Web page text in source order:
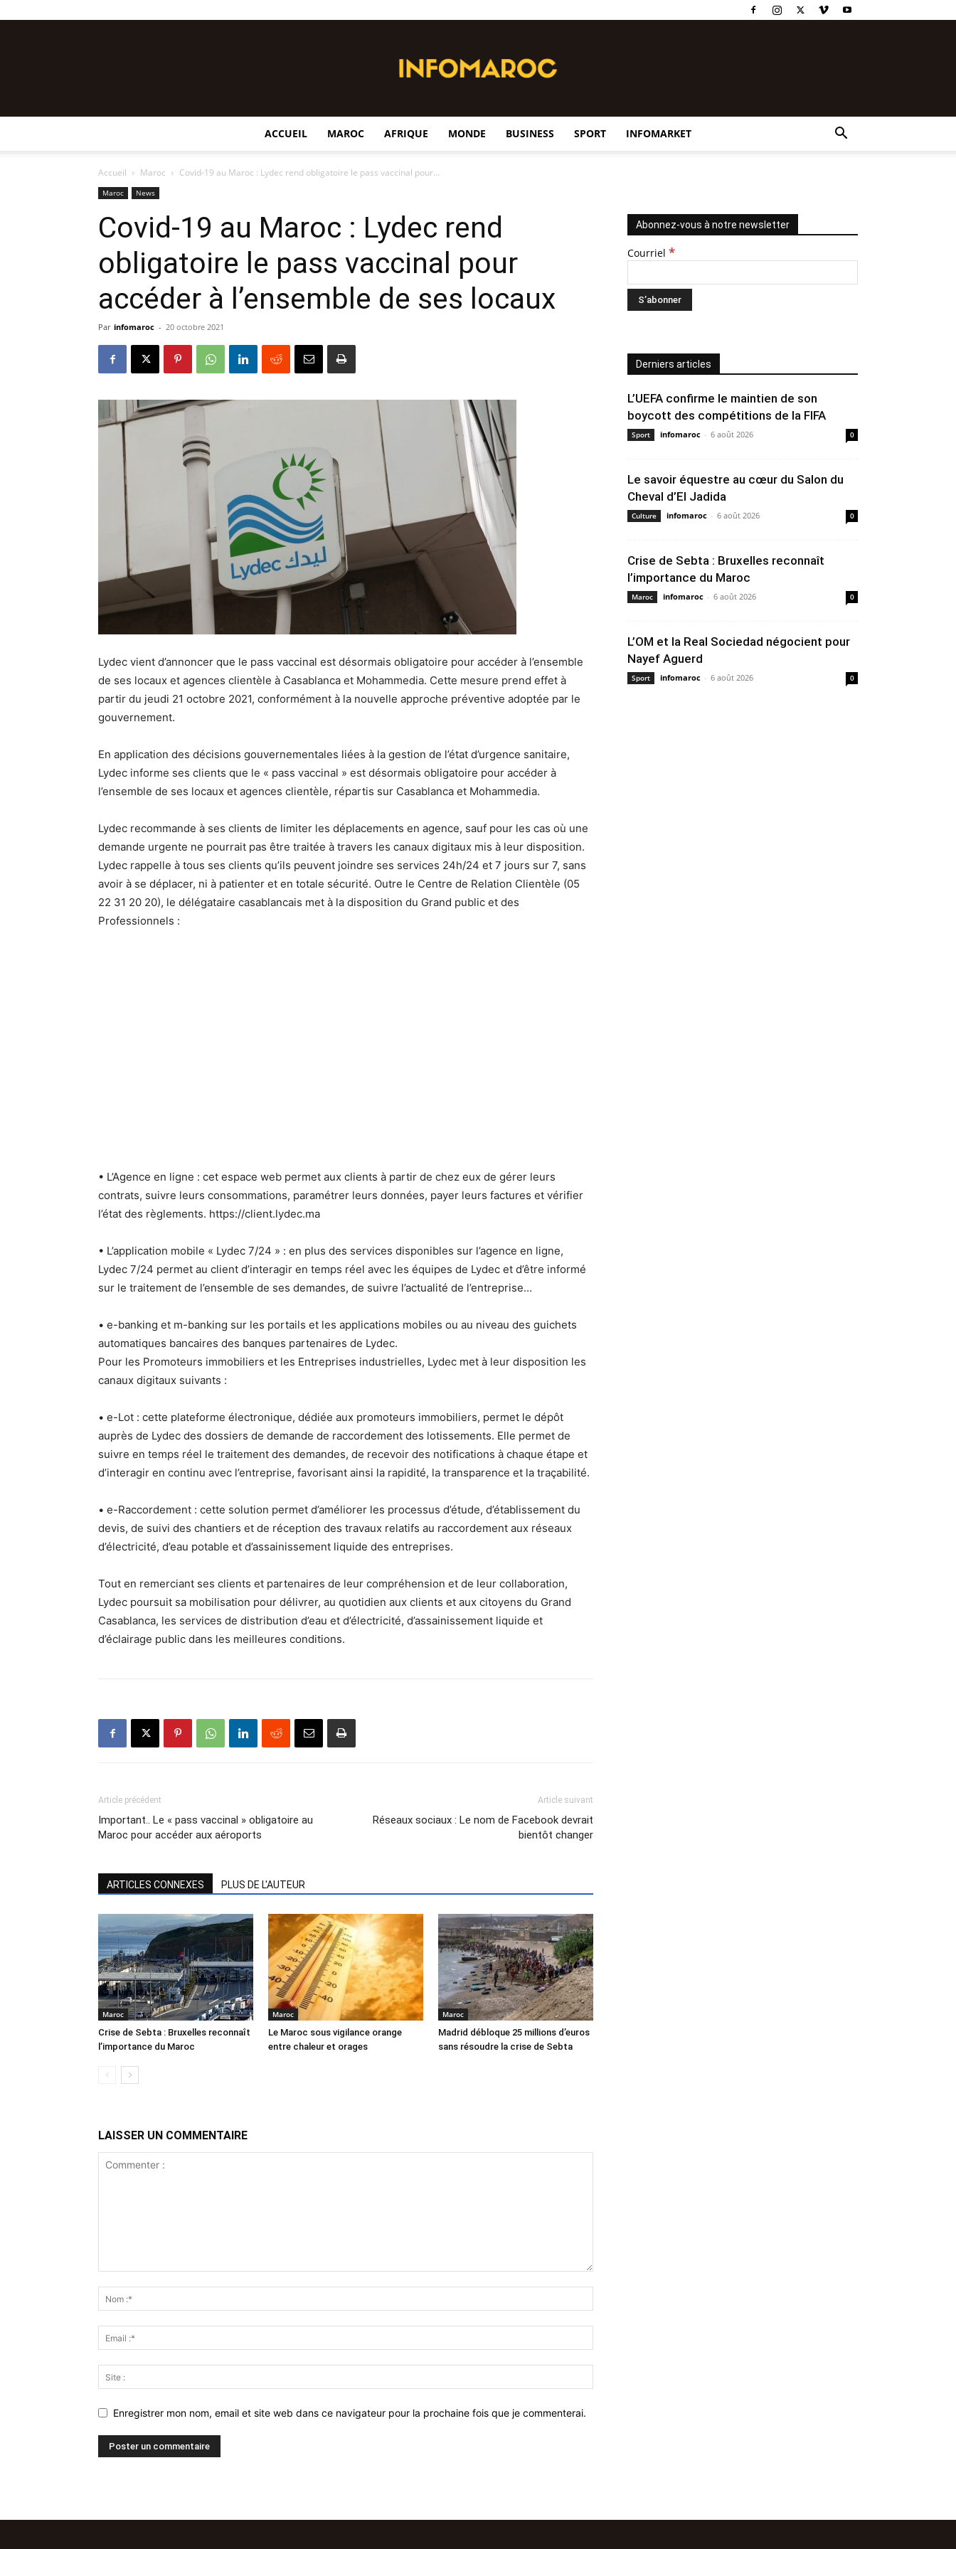
ACCUEIL MAROC AFRIQUE MONDE BUSINESS SPORT INFOMARKET
Accueil Maroc Covid-19 au Maroc : Lydec rend obligatoire le pass vaccinal pour...
Maroc News
Covid-19 au Maroc : Lydec rend
obligatoire le pass vaccinal pour
accéder à l’ensemble de ses locaux
Par infomaroc - 20 octobre 2021
Lydec vient d’annoncer que le pass vaccinal est désormais obligatoire pour accéder à l’ensemble
de ses locaux et agences clientèle à Casablanca et Mohammedia. Cette mesure prend effet à
partir du jeudi 21 octobre 2021, conformément à la nouvelle approche préventive adoptée par le
gouvernement.
En application des décisions gouvernementales liées à la gestion de l’état d’urgence sanitaire,
Lydec informe ses clients que le « pass vaccinal » est désormais obligatoire pour accéder à
l’ensemble de ses locaux et agences clientèle, répartis sur Casablanca et Mohammedia.
Lydec recommande à ses clients de limiter les déplacements en agence, sauf pour les cas où une
demande urgente ne pourrait pas être traitée à travers les canaux digitaux mis à leur disposition.
Lydec rappelle à tous ses clients qu’ils peuvent joindre ses services 24h/24 et 7 jours sur 7, sans
avoir à se déplacer, ni à patienter et en totale sécurité. Outre le Centre de Relation Clientèle (05
22 31 20 20), le délégataire casablancais met à la disposition du Grand public et des
Professionnels :
• L’Agence en ligne : cet espace web permet aux clients à partir de chez eux de gérer leurs
contrats, suivre leurs consommations, paramétrer leurs données, payer leurs factures et vérifier
l’état des règlements. https://client.lydec.ma
• L’application mobile « Lydec 7/24 » : en plus des services disponibles sur l’agence en ligne,
Lydec 7/24 permet au client d’interagir en temps réel avec les équipes de Lydec et d’être informé
sur le traitement de l’ensemble de ses demandes, de suivre l’actualité de l’entreprise…
• e-banking et m-banking sur les portails et les applications mobiles ou au niveau des guichets
automatiques bancaires des banques partenaires de Lydec.
Pour les Promoteurs immobiliers et les Entreprises industrielles, Lydec met à leur disposition les
canaux digitaux suivants :
• e-Lot : cette plateforme électronique, dédiée aux promoteurs immobiliers, permet le dépôt
auprès de Lydec des dossiers de demande de raccordement des lotissements. Elle permet de
suivre en temps réel le traitement des demandes, de recevoir des notifications à chaque étape et
d’interagir en continu avec l’entreprise, favorisant ainsi la rapidité, la transparence et la traçabilité.
• e-Raccordement : cette solution permet d’améliorer les processus d’étude, d’établissement du
devis, de suivi des chantiers et de réception des travaux relatifs au raccordement aux réseaux
d’électricité, d’eau potable et d’assainissement liquide des entreprises.
Tout en remerciant ses clients et partenaires de leur compréhension et de leur collaboration,
Lydec poursuit sa mobilisation pour délivrer, au quotidien aux clients et aux citoyens du Grand
Casablanca, les services de distribution d’eau et d’électricité, d’assainissement liquide et
d’éclairage public dans les meilleures conditions.
Article précédent
Important.. Le « pass vaccinal » obligatoire au
Maroc pour accéder aux aéroports
Article suivant
Réseaux sociaux : Le nom de Facebook devrait
bientôt changer
ARTICLES CONNEXES PLUS DE L'AUTEUR
Maroc
Crise de Sebta : Bruxelles reconnaît
l’importance du Maroc
Maroc
Le Maroc sous vigilance orange
entre chaleur et orages
Maroc
Madrid débloque 25 millions d’euros
sans résoudre la crise de Sebta
LAISSER UN COMMENTAIRE
Enregistrer mon nom, email et site web dans ce navigateur pour la prochaine fois que je commenterai.
Abonnez-vous à notre newsletter
Courriel *
Derniers articles
L’UEFA confirme le maintien de son
boycott des compétitions de la FIFA
Sport infomaroc - 6 août 2026 0
Le savoir équestre au cœur du Salon du
Cheval d’El Jadida
Culture infomaroc - 6 août 2026 0
Crise de Sebta : Bruxelles reconnaît
l’importance du Maroc
Maroc infomaroc - 6 août 2026 0
L’OM et la Real Sociedad négocient pour
Nayef Aguerd
Sport infomaroc - 6 août 2026 0